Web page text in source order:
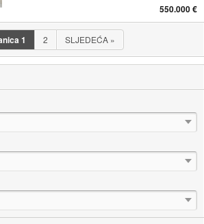
550.000 €
1 2 SLJEDEĆA »